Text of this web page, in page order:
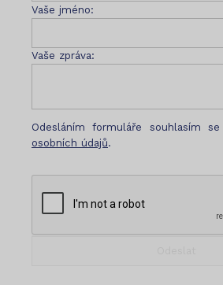
Vaše jméno:
Vaše zpráva:
Odesláním formuláře souhlasím se
osobních údajů.